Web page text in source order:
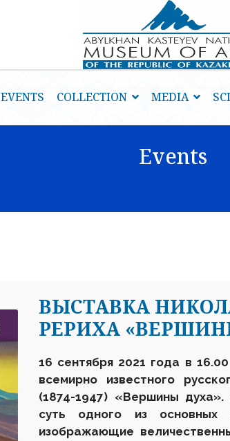
EVENTS COLLECTION MEDIA
Events
ВЫСТАВКА
РЕРИХА
16 сентября 2021 года в 16.00
всемирно известного
(1874-1947) «Вершины
суть одного из основных
изображающие